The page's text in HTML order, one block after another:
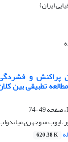
پراکنش و
تطبیقی بین
49-74
ایوب منوچهری
620.38 K